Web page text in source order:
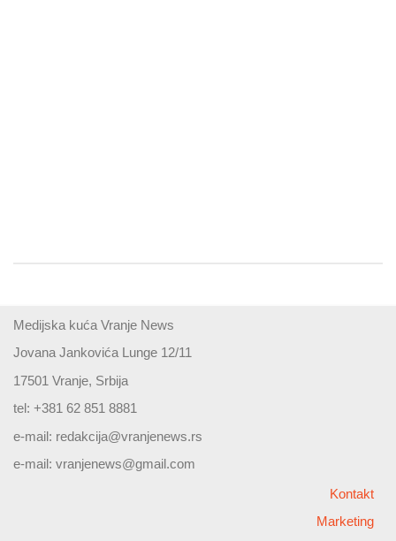
Medijska kuća Vranje News
Jovana Jankovića Lunge 12/11
17501 Vranje, Srbija
tel: +381 62 851 8881
e-mail: redakcija@vranjenews.rs
e-mail: vranjenews@gmail.com
Kontakt
Marketing